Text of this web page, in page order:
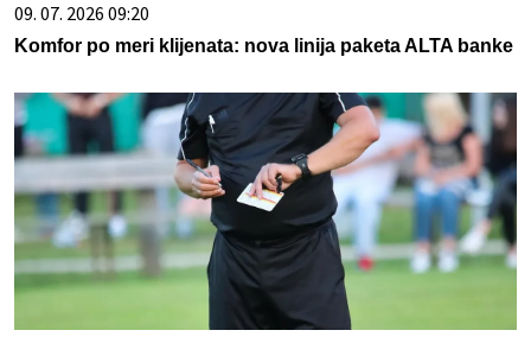
09. 07. 2026 09:20
Komfor po meri klijenata: nova linija paketa ALTA banke